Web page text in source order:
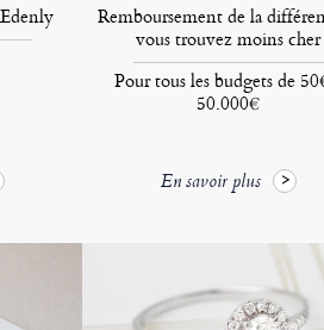
Remboursement de la
vous trouvez moins cher
Pour tous les budgets de
50.000€
En savoir plus